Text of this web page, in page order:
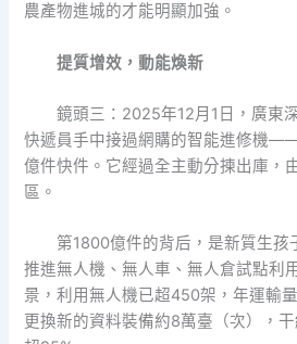
農產物進城的才能明顯加強。
提質增效，動能煥新
鏡頭三：2025年12月1日，廣東
快遞員手中接過網購的智能進修機
億件快件。它經過全主動分揀出庫，
區。
第1800億件的背后，是新質生孩
推進無人機、無人車、無人倉試點利
景，利用無人機已超450架，年運輸
更換新的資料裝備約8萬臺（次），